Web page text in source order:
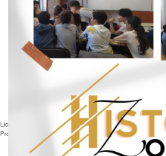
Liceul Teoretic "Nicolae Bălcescu" Cluj-Napoca
Proiect modernizare